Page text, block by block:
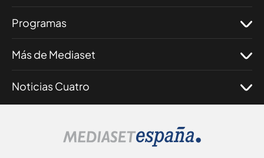
Programas
Más de Mediaset
Noticias Cuatro